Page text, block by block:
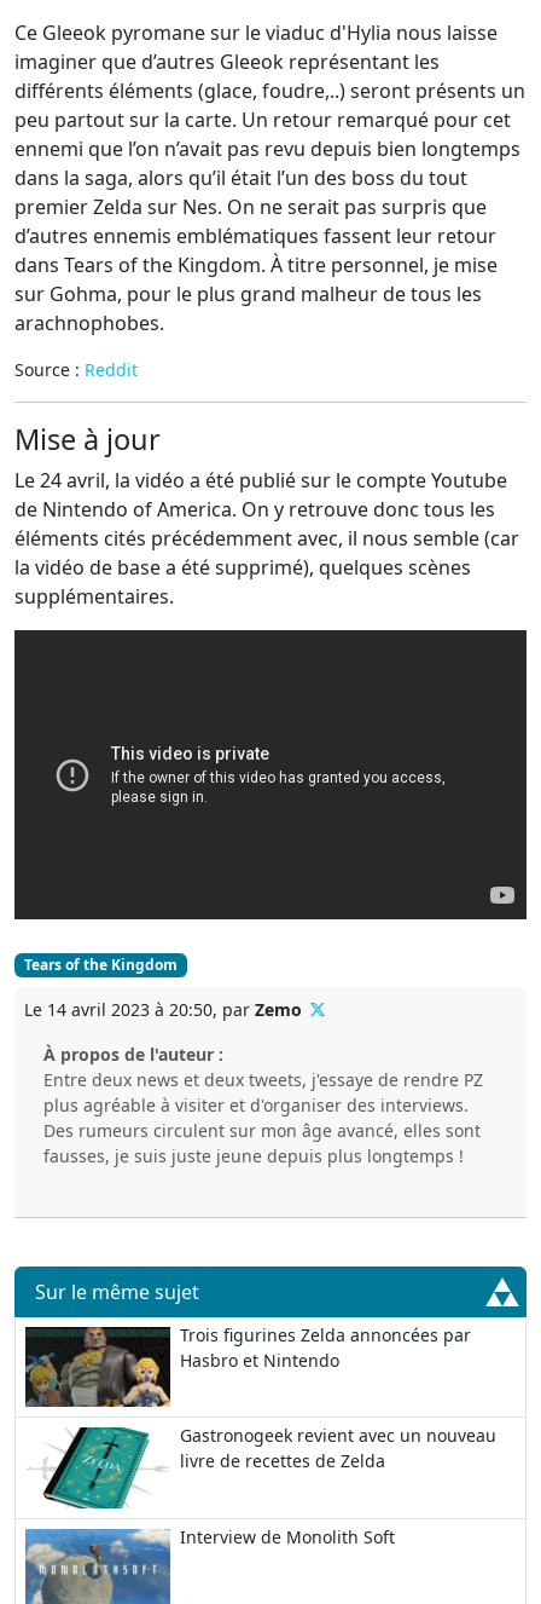
Ce Gleeok pyromane sur le viaduc d'Hylia nous laisse
imaginer que d’autres Gleeok représentant les
différents éléments (glace, foudre,..) seront présents un
peu partout sur la carte. Un retour remarqué pour cet
ennemi que l’on n’avait pas revu depuis bien longtemps
dans la saga, alors qu’il était l’un des boss du tout
premier Zelda sur Nes. On ne serait pas surpris que
d’autres ennemis emblématiques fassent leur retour
dans Tears of the Kingdom. À titre personnel, je mise
sur Gohma, pour le plus grand malheur de tous les
arachnophobes.
Source : Reddit
Mise à jour
Le 24 avril, la vidéo a été publié sur le compte Youtube
de Nintendo of America. On y retrouve donc tous les
éléments cités précédemment avec, il nous semble (car
la vidéo de base a été supprimé), quelques scènes
supplémentaires.
Tears of the Kingdom
Le 14 avril 2023 à 20:50, par Zemo
À propos de l'auteur :
Entre deux news et deux tweets, j'essaye de rendre PZ
plus agréable à visiter et d'organiser des interviews.
Des rumeurs circulent sur mon âge avancé, elles sont
fausses, je suis juste jeune depuis plus longtemps !
Sur le même sujet
Trois figurines Zelda annoncées par
Hasbro et Nintendo
Gastronogeek revient avec un nouveau
livre de recettes de Zelda
Interview de Monolith Soft